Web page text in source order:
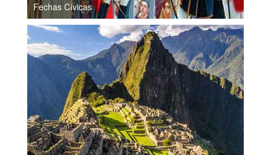
Fechas Cívicas